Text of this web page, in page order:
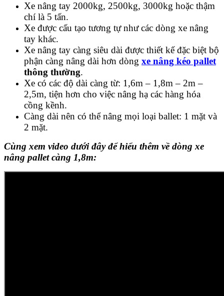
Xe nâng tay 2000kg, 2500kg, 3000kg hoặc thậm
chí là 5 tấn.
Xe được cấu tạo tương tự như các dòng xe nâng
tay khác.
Xe nâng tay càng siêu dài được thiết kế đặc biệt bộ
phận càng nâng dài hơn dòng xe nâng kéo pallet
thông thường.
Xe có các độ dài càng từ: 1,6m – 1,8m – 2m –
2,5m, tiện hơn cho việc nâng hạ các hàng hóa
cồng kềnh.
Càng dài nên có thể nâng mọi loại ballet: 1 mặt và
2 mặt.
Cùng xem video dưới đây để hiểu thêm về dòng xe
nâng pallet càng 1,8m: